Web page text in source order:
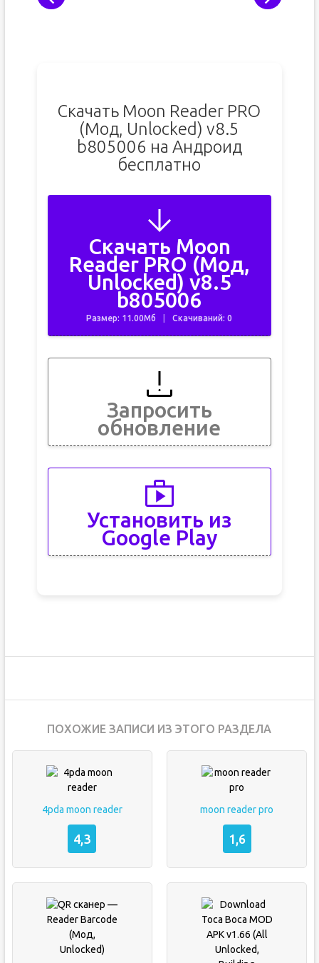
Скачать Moon Reader PRO
(Мод, Unlocked) v8.5
b805006 на Андроид
бесплатно
Скачать Moon
Reader PRO (Мод,
Unlocked) v8.5
b805006
Размер: 11.00Мб Скачиваний: 0
Запросить
обновление
Установить из
Google Play
ПОХОЖИЕ ЗАПИСИ ИЗ ЭТОГО РАЗДЕЛА
4pda moon reader
4,3
moon reader pro
1,6